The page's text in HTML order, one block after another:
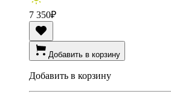
7 350₽
Добавить в корзину
Добавить в корзину